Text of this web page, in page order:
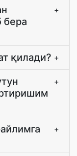
бера
+
қилади? +
+
+